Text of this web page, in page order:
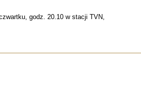
godz. 20.10 w stacji TVN,